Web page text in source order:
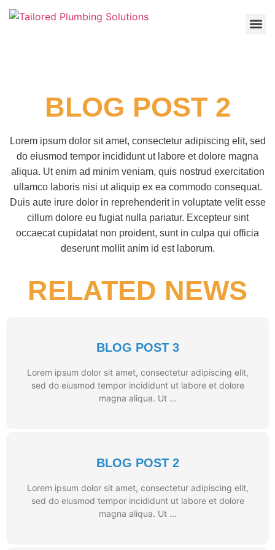
BLOG POST 2
Lorem ipsum dolor sit amet, consectetur adipiscing elit, sed
do eiusmod tempor incididunt ut labore et dolore magna
aliqua. Ut enim ad minim veniam, quis nostrud exercitation
ullamco laboris nisi ut aliquip ex ea commodo consequat.
Duis aute irure dolor in reprehenderit in voluptate velit esse
cillum dolore eu fugiat nulla pariatur. Excepteur sint
occaecat cupidatat non proident, sunt in culpa qui officia
deserunt mollit anim id est laborum.
RELATED NEWS
BLOG POST 3
Lorem ipsum dolor sit amet, consectetur adipiscing elit,
sed do eiusmod tempor incididunt ut labore et dolore
magna aliqua. Ut …
BLOG POST 2
Lorem ipsum dolor sit amet, consectetur adipiscing elit,
sed do eiusmod tempor incididunt ut labore et dolore
magna aliqua. Ut …